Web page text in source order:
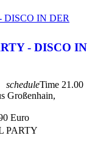
- DISCO IN
scheduleTime 21.00
Großenhain,
Euro
PARTY